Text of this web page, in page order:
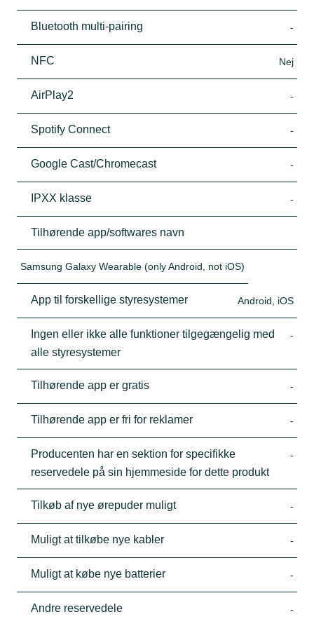
Bluetooth multi-pairing -
NFC Nej
AirPlay2 -
Spotify Connect -
Google Cast/Chromecast -
IPXX klasse -
Tilhørende app/softwares navn
Samsung Galaxy Wearable (only Android, not iOS)
App til forskellige styresystemer Android, iOS
Ingen eller ikke alle funktioner tilgegængelig med
alle styresystemer
-
Tilhørende app er gratis -
Tilhørende app er fri for reklamer -
Producenten har en sektion for specifikke
reservedele på sin hjemmeside for dette produkt
-
Tilkøb af nye ørepuder muligt -
Muligt at tilkøbe nye kabler -
Muligt at købe nye batterier -
Andre reservedele -